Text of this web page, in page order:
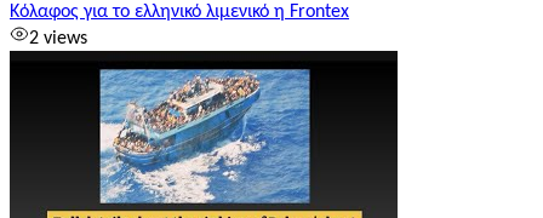
Κόλαφος για το ελληνικό λιμενικό η Frontex
2 views